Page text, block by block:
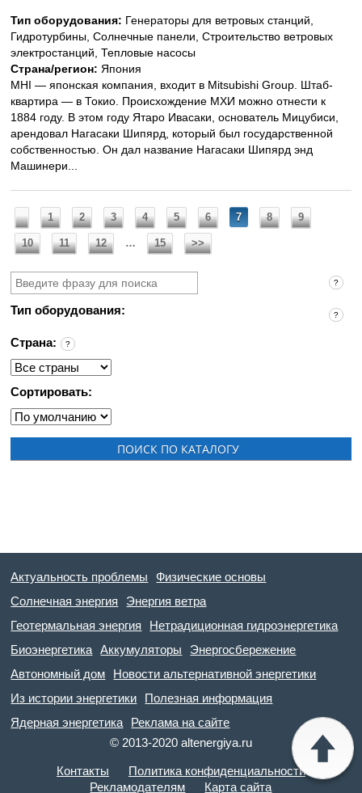
Тип оборудования: Генераторы для ветровых станций,
Гидротурбины, Солнечные панели, Строительство ветровых
электростанций, Тепловые насосы
Страна/регион: Япония
MHI — японская компания, входит в Mitsubishi Group. Штаб-
квартира — в Токио. Происхождение МХИ можно отнести к
1884 году. В этом году Ятаро Ивасаки, основатель Мицубиси,
арендовал Нагасаки Шипярд, который был государственной
собственностью. Он дал название Нагасаки Шипярд энд
Машинери...
1 2 3 4 5 6 7 8 9
10 11 12 … 15 >>
?
Тип оборудования: ?
?
Страна:
Сортировать:
Актуальность проблемы
Физические основы
Солнечная энергия
Энергия ветра
Геотермальная энергия
Нетрадиционная гидроэнергетика
Биоэнергетика
Аккумуляторы
Энергосбережение
Автономный дом
Новости альтернативной энергетики
Из истории энергетики
Полезная информация
Ядерная энергетика
Реклама на сайте
© 2013-2020 altenergiya.ru
Контакты
Политика конфиденциальности
Рекламодателям
Карта сайта